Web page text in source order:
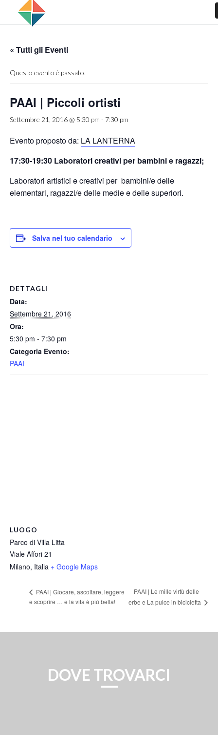
« Tutti gli Eventi
Questo evento è passato.
PAAI | Piccoli ortisti
Settembre 21, 2016 @ 5:30 pm - 7:30 pm
Evento proposto da: LA LANTERNA
17:30‐19:30 Laboratori creativi per bambini e ragazzi;
Laboratori artistici e creativi per bambini/e delle
elementari, ragazzi/e delle medie e delle superiori.
Salva nel tuo calendario
DETTAGLI
Data:
Settembre 21, 2016
Ora:
5:30 pm - 7:30 pm
Categoria Evento:
PAAI
LUOGO
Parco di Villa Litta
Viale Affori 21
Milano, Italia + Google Maps
PAAI | Giocare, ascoltare, leggere
e scoprire … e la vita è più bella!
PAAI | Le mille virtù delle
erbe e La pulce in bicicletta
DOVE TROVARCI